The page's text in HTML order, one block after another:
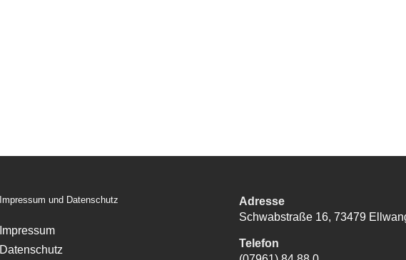
Impressum und Datenschutz
Impressum
Datenschutz
Adresse
Schwabstraße 16, 73479
Telefon